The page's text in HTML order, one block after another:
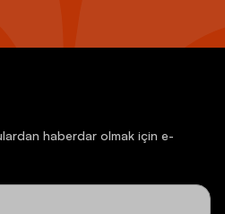
haberdar olmak için e-